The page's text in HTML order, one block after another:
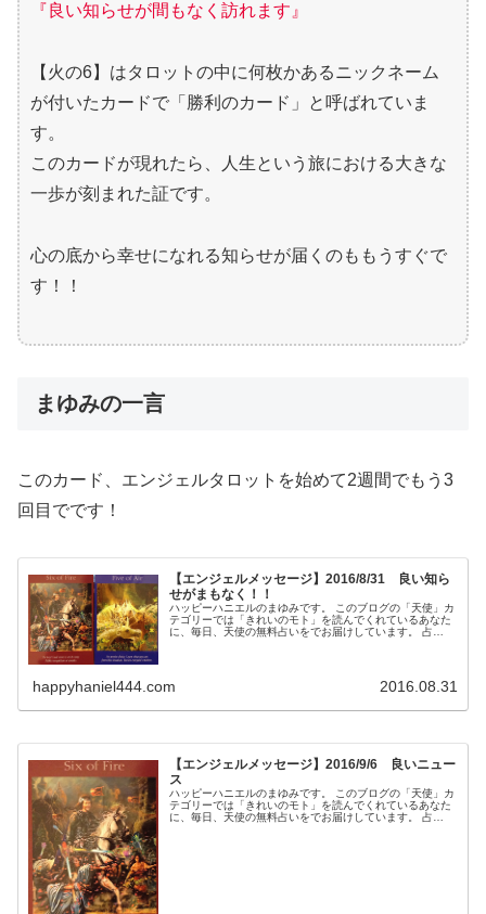
『良い知らせが間もなく訪れます』
【火の6】はタロットの中に何枚かあるニックネーム
が付いたカードで「勝利のカード」と呼ばれていま
す。
このカードが現れたら、人生という旅における大きな
一歩が刻まれた証です。
心の底から幸せになれる知らせが届くのももうすぐで
す！！
まゆみの一言
このカード、エンジェルタロットを始めて2週間でもう3
回目でです！
【エンジェルメッセージ】2016/8/31 良い知ら
せがまもなく！！
ハッピーハニエルのまゆみです。 このブログの「天使」カ
テゴリーでは「きれいのモト」を読んでくれているあなた
に、毎日、天使の無料占いをでお届けしています。 占
happyhaniel444.com 2016.08.31
【エンジェルメッセージ】2016/9/6 良いニュー
ス
ハッピーハニエルのまゆみです。 このブログの「天使」カ
テゴリーでは「きれいのモト」を読んでくれているあなた
に、毎日、天使の無料占いをでお届けしています。 占